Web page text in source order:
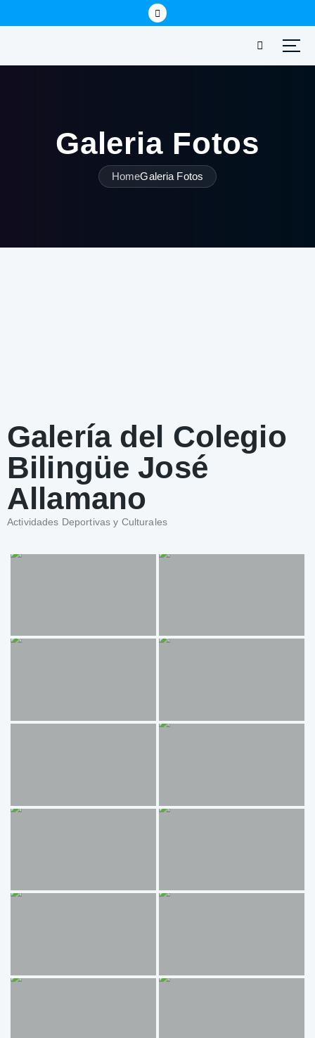
Galeria Fotos
HomeGaleria Fotos
Galería del Colegio
Bilingüe José
Allamano
Actividades Deportivas y Culturales